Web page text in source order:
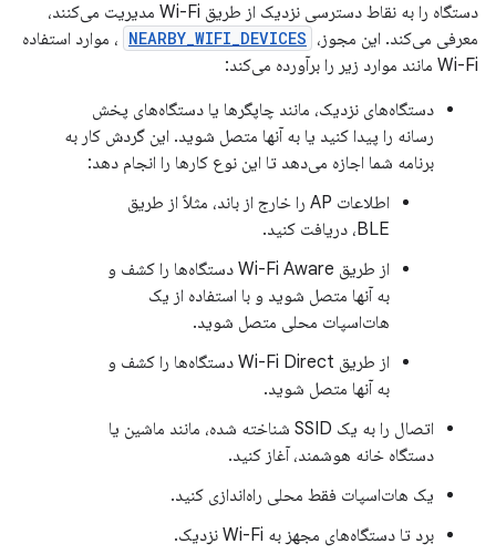
دستگاه را به نقاط دسترسی نزدیک از طریق Wi-Fi مدیریت می‌کنند،
معرفی می‌کند. این مجوز، NEARBY_WIFI_DEVICES ، موارد استفاده
Wi-Fi مانند موارد زیر را برآورده می‌کند:
دستگاه‌های نزدیک، مانند چاپگرها یا دستگاه‌های پخش
رسانه را پیدا کنید یا به آنها متصل شوید. این گردش کار به
برنامه شما اجازه می‌دهد تا این نوع کارها را انجام دهد:
اطلاعات AP را خارج از باند، مثلاً از طریق
BLE، دریافت کنید.
از طریق Wi-Fi Aware دستگاه‌ها را کشف و
به آنها متصل شوید و با استفاده از یک
هات‌اسپات محلی متصل شوید.
از طریق Wi-Fi Direct دستگاه‌ها را کشف و
به آنها متصل شوید.
اتصال را به یک SSID شناخته شده، مانند ماشین یا
دستگاه خانه هوشمند، آغاز کنید.
یک هات‌اسپات فقط محلی راه‌اندازی کنید.
برد تا دستگاه‌های مجهز به Wi-Fi نزدیک.